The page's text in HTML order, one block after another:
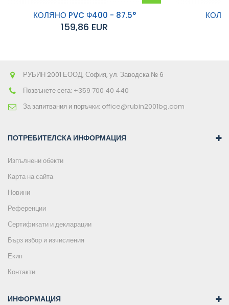
КОЛЯНО PVC Ф400 - 87.5°
159,86 EUR
РУБИН 2001 ЕООД, София, ул. Заводска № 6
Позвънете сега: +359 700 40 440
За запитвания и поръчки: office@rubin2001bg.com
ПОТРЕБИТЕЛСКА ИНФОРМАЦИЯ
Изпълнени обекти
Карта на сайта
Новини
Референции
Сертификати и декларации
Бърз избор и изчисления
Екип
Контакти
ИНФОРМАЦИЯ